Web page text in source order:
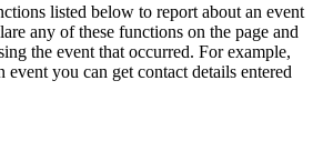
listed below to report about an event
any of these functions on the page and
the event that occurred. For example,
you can get contact details entered